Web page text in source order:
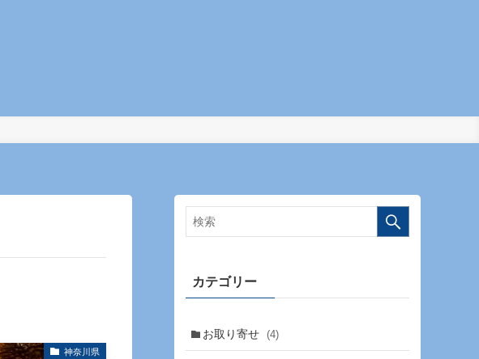
神奈川県
カテゴリー
お取り寄せ (4)